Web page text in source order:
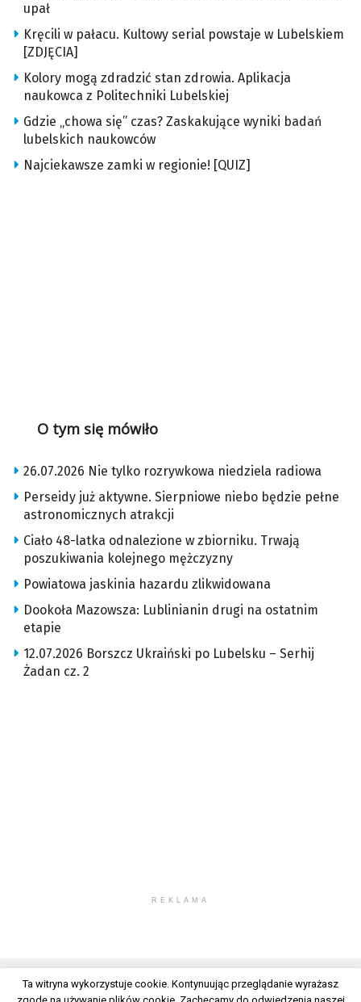
upał
Kręcili w pałacu. Kultowy serial powstaje w Lubelskiem
[ZDJĘCIA]
Kolory mogą zdradzić stan zdrowia. Aplikacja
naukowca z Politechniki Lubelskiej
Gdzie „chowa się” czas? Zaskakujące wyniki badań
lubelskich naukowców
Najciekawsze zamki w regionie! [QUIZ]
O tym się mówiło
26.07.2026 Nie tylko rozrywkowa niedziela radiowa
Perseidy już aktywne. Sierpniowe niebo będzie pełne
astronomicznych atrakcji
Ciało 48-latka odnalezione w zbiorniku. Trwają
poszukiwania kolejnego mężczyzny
Powiatowa jaskinia hazardu zlikwidowana
Dookoła Mazowsza: Lublinianin drugi na ostatnim
etapie
12.07.2026 Borszcz Ukraiński po Lubelsku – Serhij
Żadan cz. 2
REKLAMA
Ta witryna wykorzystuje cookie. Kontynuując przeglądanie wyrażasz